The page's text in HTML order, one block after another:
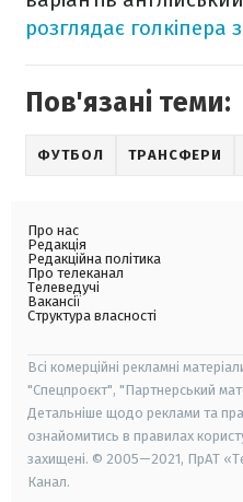
розглядає голкіпера
Пов'язані теми:
ФУТБОЛ ТРАНСФЕРИ
Про нас
Редакція
Редакційна політика
Про телеканал
Телеведучі
Вакансії
Структура власності
Всі комерційні рекламні
"Спецпроєкт", "Партнерський
Детальніше щодо реклами та
ознайомитись в правилах
захищені. © 2005—2021, ПрАТ
Канал.